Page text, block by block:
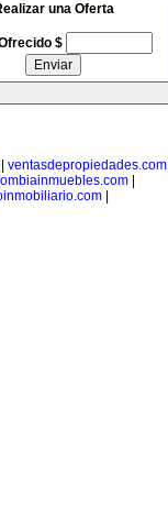
una Oferta
$
ventasdepropiedades.com|
|
|